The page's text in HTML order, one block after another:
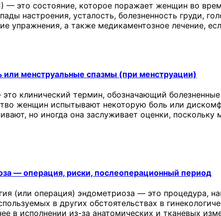
это состояние, которое поражает женщин во
настроения, усталость, болезненность груди,
упражнения, а также медикаментозное лечение,
менструальные спазмы (при менструации)
клинический термин, обозначающий
женщин испытывают некоторую боль или
но иногда она заслуживает оценки,
— операция, риски, послеоперационный период
(или операция) эндометриоза — это процедура,
в других обстоятельствах в
в исполнении из-за анатомических и тканевых